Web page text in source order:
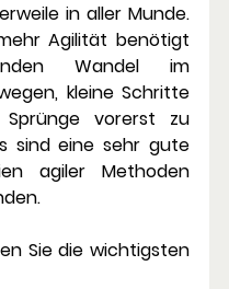
in aller Munde.
Agilität benötigt
Wandel im
kleine Schritte
vorerst zu
sind eine sehr gute
agiler Methoden
Sie die wichtigsten